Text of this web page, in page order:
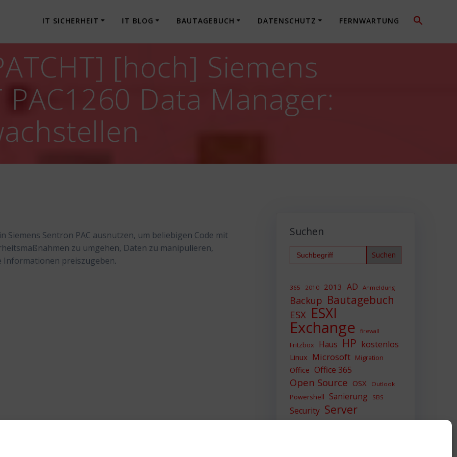
IT SICHERHEIT IT BLOG BAUTAGEBUCH DATENSCHUTZ FERNWARTUNG
[hoch] Siemens
PAC1260 Data Manager:
Siemens Sentron PAC ausnutzen, um beliebigen Code mit
zu umgehen, Daten zu manipulieren,
Informationen preiszugeben.
Suchen
Search
for:
365 2010 2013 AD Anmeldung
Backup Bautagebuch
ESX ESXI
Exchange firewall
Fritzbox Haus HP kostenlos
Linux Microsoft Migration
Office Office 365
Open Source OSX Outlook
Powershell Sanierung SBS
Security Server
Sicherheit SIEM